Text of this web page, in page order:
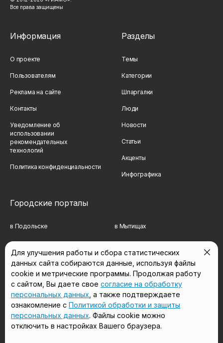
Все права защищены
Информация
О проекте
Пользователям
Реклама на сайте
Контакты
Уведомление об
использовании
рекомендательных
технологий
Политика конфиденциальности
Разделы
Темы
Категории
Шпаргалки
Люди
Новости
Статьи
Акценты
Инфографика
Городские порталы
в Подольске в Мытищах
в Сергиевом Посаде в Люберцах
в Красногорске в Королёве
в Домодедово в Щёлково
Мы в соцсетях
Для улучшения работы и сбора статистических
данных сайта собираются данные, используя файлы
cookie и метрические программы. Продолжая работу
с сайтом, Вы даете свое согласие на обработку
персональных данных , а также подтверждаете
ознакомление с Политикой обработки и защиты
персональных данных. Файлы cookie можно
отключить в настройках Вашего браузера.